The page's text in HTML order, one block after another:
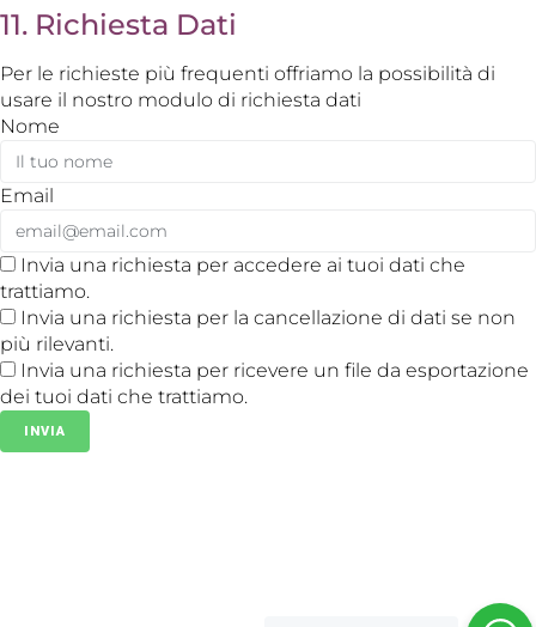
11. Richiesta Dati
Per le richieste più frequenti offriamo la possibilità di
usare il nostro modulo di richiesta dati
Nome
Email
Invia una richiesta per accedere ai tuoi dati che
trattiamo.
Invia una richiesta per la cancellazione di dati se non
più rilevanti.
Invia una richiesta per ricevere un file da esportazione
dei tuoi dati che trattiamo.